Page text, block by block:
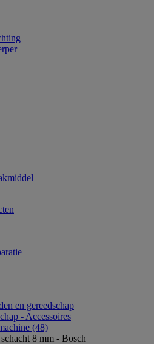
en gereedschap
- Accessoires
(48)
8 mm - Bosch